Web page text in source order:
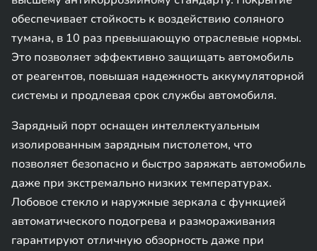
обеспечивает стойкость к воздействию соляного
тумана, в 10 раз превышающую отраслевые нормы.
Это позволяет эффективно защищать автомобиль
от реагентов, повышая надежность аккумуляторной
системы и продлевая срок службы автомобиля.
Зарядный порт оснащен интеллектуальным
изолированным зарядным пистолетом, что
позволяет безопасно и быстро заряжать автомобиль
даже при экстремально низких температурах.
Лобовое стекло и наружные зеркала с функцией
автоматического подогрева и размораживания
гарантируют отличную обзорность даже при